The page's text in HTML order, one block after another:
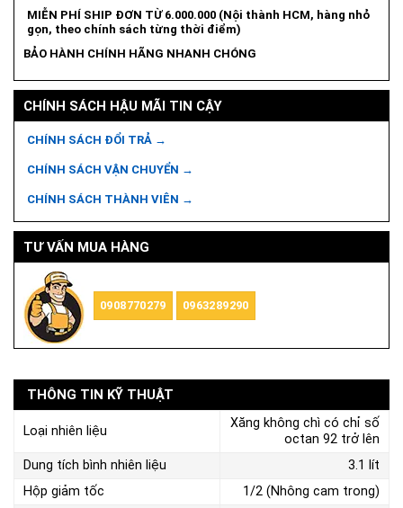
MIỄN PHÍ SHIP ĐƠN TỪ 6.000.000 (Nội thành HCM, hàng nhỏ
gọn, theo chính sách từng thời điểm)
BẢO HÀNH CHÍNH HÃNG NHANH CHÓNG
CHÍNH SÁCH HẬU MÃI TIN CẬY
CHÍNH SÁCH ĐỔI TRẢ →
CHÍNH SÁCH VẬN CHUYỂN →
CHÍNH SÁCH THÀNH VIÊN →
TƯ VẤN MUA HÀNG
0908770279 0963289290
THÔNG TIN KỸ THUẬT
Loại nhiên liệu
Xăng không chì có chỉ số
octan 92 trở lên
Dung tích bình nhiên liệu
3.1 lít
Hộp giảm tốc
1/2 (Nhông cam trong)